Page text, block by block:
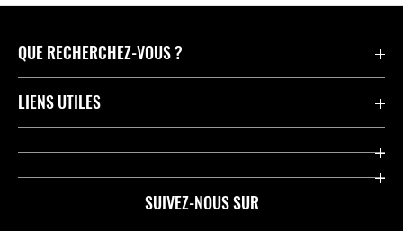
SUIVEZ-NOUS SUR
QUE RECHERCHEZ-VOUS ?
Motos
Compétition
LIENS UTILES
Press